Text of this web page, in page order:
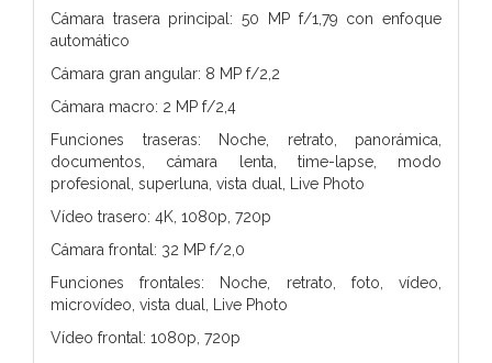
Cámara trasera principal: 50 MP f/1,79 con enfoque
automático
Cámara gran angular: 8 MP f/2,2
Cámara macro: 2 MP f/2,4
Funciones traseras: Noche, retrato, panorámica,
documentos, cámara lenta, time-lapse, modo
profesional, superluna, vista dual, Live Photo
Vídeo trasero: 4K, 1080p, 720p
Cámara frontal: 32 MP f/2,0
Funciones frontales: Noche, retrato, foto, vídeo,
microvídeo, vista dual, Live Photo
Vídeo frontal: 1080p, 720p